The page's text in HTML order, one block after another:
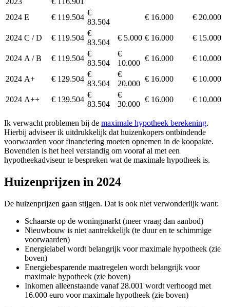
2024 E € 119.504
€
83.504
€ 16.000 € 20.000
2024 C / D € 119.504
€
83.504
€ 5.000 € 16.000 € 15.000
2024 A / B € 119.504
€
83.504
€
10.000
€ 16.000 € 10.000
2024 A+ € 129.504
€
83.504
€
20.000
€ 16.000 € 10.000
2024 A++ € 139.504
€
83.504
€
30.000
€ 16.000 € 10.000
Ik verwacht problemen bij de maximale hypotheek berekening.
Hierbij adviseer ik uitdrukkelijk dat huizenkopers ontbindende
voorwaarden voor financiering moeten opnemen in de koopakte.
Bovendien is het heel verstandig om vooraf al met een
hypotheekadviseur te bespreken wat de maximale hypotheek is.
Huizenprijzen in 2024
De huizenprijzen gaan stijgen. Dat is ook niet verwonderlijk want:
Schaarste op de woningmarkt (meer vraag dan aanbod)
Nieuwbouw is niet aantrekkelijk (te duur en te schimmige
voorwaarden)
Energielabel wordt belangrijk voor maximale hypotheek (zie
boven)
Energiebesparende maatregelen wordt belangrijk voor
maximale hypotheek (zie boven)
Inkomen alleenstaande vanaf 28.001 wordt verhoogd met
16.000 euro voor maximale hypotheek (zie boven)